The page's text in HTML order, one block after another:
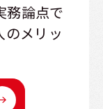
務論点で
メリッ